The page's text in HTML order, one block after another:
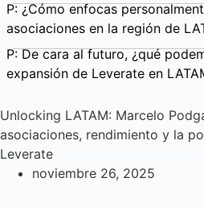
P: ¿Cómo enfocas
asociaciones en la región de
P: De cara al futuro, ¿qué
expansión de Leverate en
Unlocking LATAM: Marcelo
asociaciones, rendimiento y la
Leverate
noviembre 26, 2025